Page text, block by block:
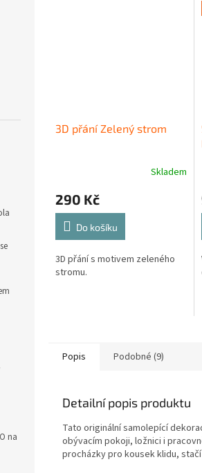
na
3D přání Zelený strom
Skladem
290 Kč
Do košíku
3D přání s motivem zeleného
stromu.
Popis Podobné (9)
Detailní popis produktu
Tato originální samolepící
obývacím pokoji, ložnici i
procházky pro kousek klidu,